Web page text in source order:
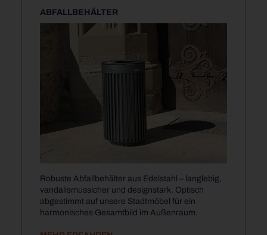
ABFALLBEHÄLTER
Robuste Abfallbehälter aus Edelstahl – langlebig,
vandalismussicher und designstark. Optisch
abgestimmt auf unsere Stadtmöbel für ein
harmonisches Gesamtbild im Außenraum.